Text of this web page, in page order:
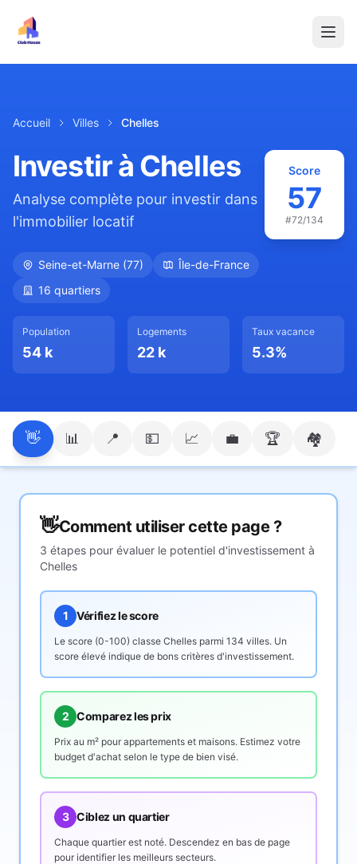
Accueil Villes Chelles
Investir à Chelles
Analyse complète pour investir dans
l'immobilier locatif
Score
57
#72/134
Seine-et-Marne (77)
Île-de-France
16 quartiers
Population
54 k
Logements
22 k
Taux vacance
5.3%
👋 📊 📍 💵 📈 💼 🏆 🏘️
👋Comment utiliser cette page ?
3 étapes pour évaluer le potentiel d'investissement à
Chelles
1 Vérifiez le score
Le score (0-100) classe Chelles parmi 134 villes. Un
score élevé indique de bons critères d'investissement.
2 Comparez les prix
Prix au m² pour appartements et maisons. Estimez votre
budget d'achat selon le type de bien visé.
3 Ciblez un quartier
Chaque quartier est noté. Descendez en bas de page
pour identifier les meilleurs secteurs.